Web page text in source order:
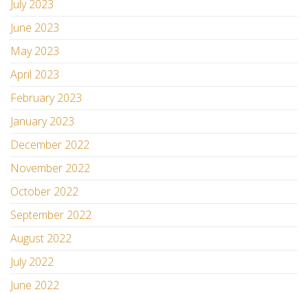
July 2023
June 2023
May 2023
April 2023
February 2023
January 2023
December 2022
November 2022
October 2022
September 2022
August 2022
July 2022
June 2022